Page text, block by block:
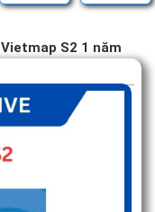
Vietmap S2 1 năm